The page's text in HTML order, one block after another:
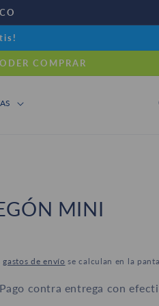
COMPRAR
MINI
gastos de envío se calculan en la
contra entrega con